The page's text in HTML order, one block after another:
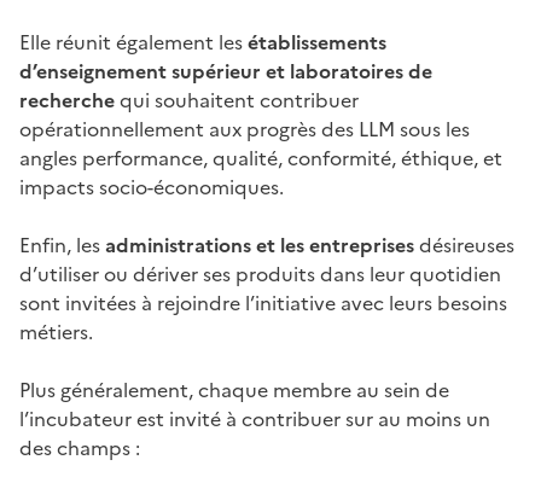
Elle réunit également lesétablissements
d’enseignement supérieur et laboratoires de
recherchequi souhaitent contribuer
opérationnellement aux progrès des LLM sous les
angles performance, qualité, conformité, éthique, et
impacts socio-économiques.
Enfin, lesadministrations et les entreprisesdésireuses
d’utiliser ou dériver ses produits dans leur quotidien
sont invitées à rejoindre l’initiative avec leurs besoins
métiers.
Plus généralement, chaque membre au sein de
l’incubateur est invité à contribuer sur au moins un
des champs :